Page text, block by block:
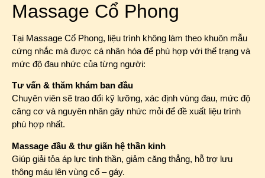
Massage Cổ Phong
Tại Massage Cổ Phong, liệu trình không làm theo khuôn mẫu
cứng nhắc mà được cá nhân hóa để phù hợp với thể trạng và
mức độ đau nhức của từng người:
Tư vấn & thăm khám ban đầu
Chuyên viên sẽ trao đổi kỹ lưỡng, xác định vùng đau, mức độ
căng cơ và nguyên nhân gây nhức mỏi để đề xuất liệu trình
phù hợp nhất.
Massage đầu & thư giãn hệ thần kinh
Giúp giải tỏa áp lực tinh thần, giảm căng thẳng, hỗ trợ lưu
thông máu lên vùng cổ – gáy.